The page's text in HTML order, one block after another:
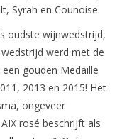
Syrah en Counoise.
oudste wijnwedstrijd,
werd met de
gouden Medaille
2013 en 2015! Het
ongeveer
rosé beschrijft als